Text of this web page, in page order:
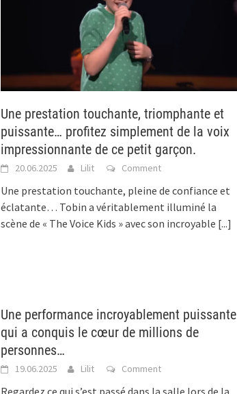
Une prestation touchante, triomphante et
puissante… profitez simplement de la voix
impressionnante de ce petit garçon.
20.06.2025 Lilit Comment
Une prestation touchante, pleine de confiance et
éclatante… Tobin a véritablement illuminé la
scène de « The Voice Kids » avec son incroyable [...]
Une performance incroyablement puissante
qui a conquis le cœur de millions de
personnes…
19.06.2025 Lilit Comment
Regardez ce qui s’est passé dans la salle lors de la